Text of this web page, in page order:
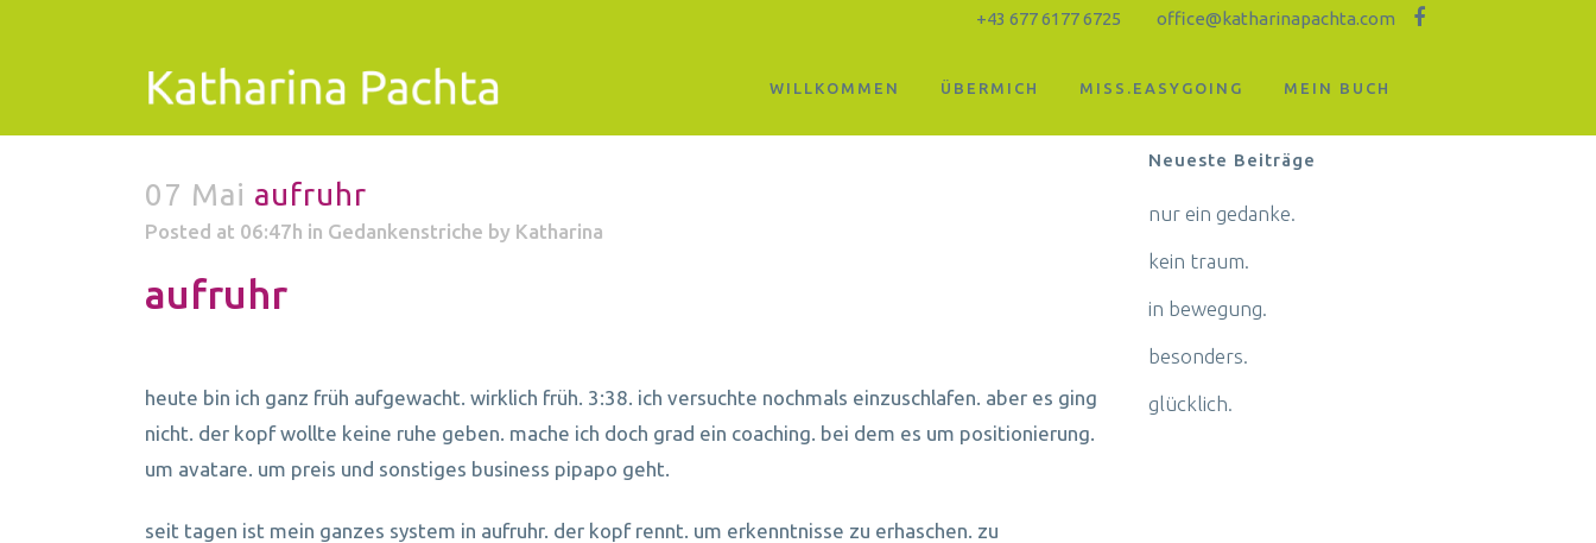
+43 677 6177 6725 office@katharinapachta.com
WILLKOMMEN ÜBERMICH MISS.EASYGOING MEIN BUCH
07 Mai aufruhr
Posted at 06:47h in Gedankenstriche by Katharina
aufruhr
heute bin ich ganz früh aufgewacht. wirklich früh. 3:38. ich versuchte nochmals einzuschlafen. aber es ging
nicht. der kopf wollte keine ruhe geben. mache ich doch grad ein coaching. bei dem es um positionierung.
um avatare. um preis und sonstiges business pipapo geht.
seit tagen ist mein ganzes system in aufruhr. der kopf rennt. um erkenntnisse zu erhaschen. zu
Neueste Beiträge
nur ein gedanke.
kein traum.
in bewegung.
besonders.
glücklich.